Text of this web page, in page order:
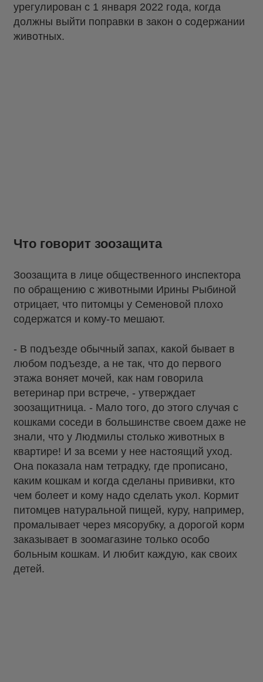
урегулирован с 1 января 2022 года, когда
должны выйти поправки в закон о содержании
животных.
Что говорит зоозащита
Зоозащита в лице общественного инспектора
по обращению с животными Ирины Рыбиной
отрицает, что питомцы у Семеновой плохо
содержатся и кому-то мешают.
- В подъезде обычный запах, какой бывает в
любом подъезде, а не так, что до первого
этажа воняет мочей, как нам говорила
ветеринар при встрече, - утверждает
зоозащитница. - Мало того, до этого случая с
кошками соседи в большинстве своем даже не
знали, что у Людмилы столько животных в
квартире! И за всеми у нее настоящий уход.
Она показала нам тетрадку, где прописано,
каким кошкам и когда сделаны прививки, кто
чем болеет и кому надо сделать укол. Кормит
питомцев натуральной пищей, куру, например,
промалывает через мясорубку, а дорогой корм
заказывает в зоомагазине только особо
больным кошкам. И любит каждую, как своих
детей.